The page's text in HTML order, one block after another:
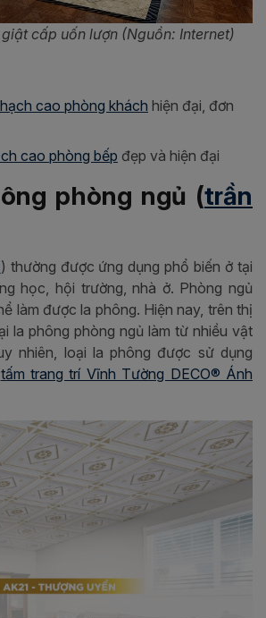
cấp uốn lượn (Nguồn: Internet)
cao phòng khách hiện đại, đơn
cao phòng bếp đẹp và hiện đại
phòng ngủ (trần
) thường được ứng dụng phổ biến ở tại
học, hội trường, nhà ở. Phòng ngủ
làm được la phông. Hiện nay, trên thị
la phông phòng ngủ làm từ nhiều vật
nhiên, loại la phông được sử dụng
tấm trang trí Vĩnh Tường DECO® Ánh